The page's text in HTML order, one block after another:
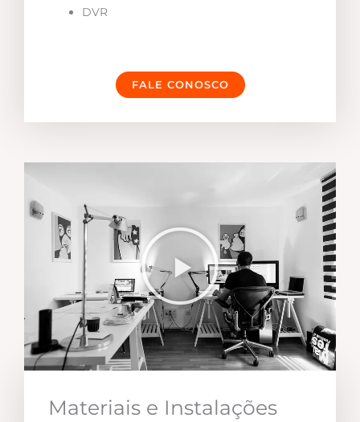
DVR
FALE CONOSCO
Materiais e Instalações